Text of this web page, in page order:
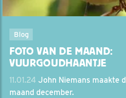
Blog
FOTO VAN DE MAAND:
VUURGOUDHAANTJE
11.01.24 John Niemans maakte
maand december.